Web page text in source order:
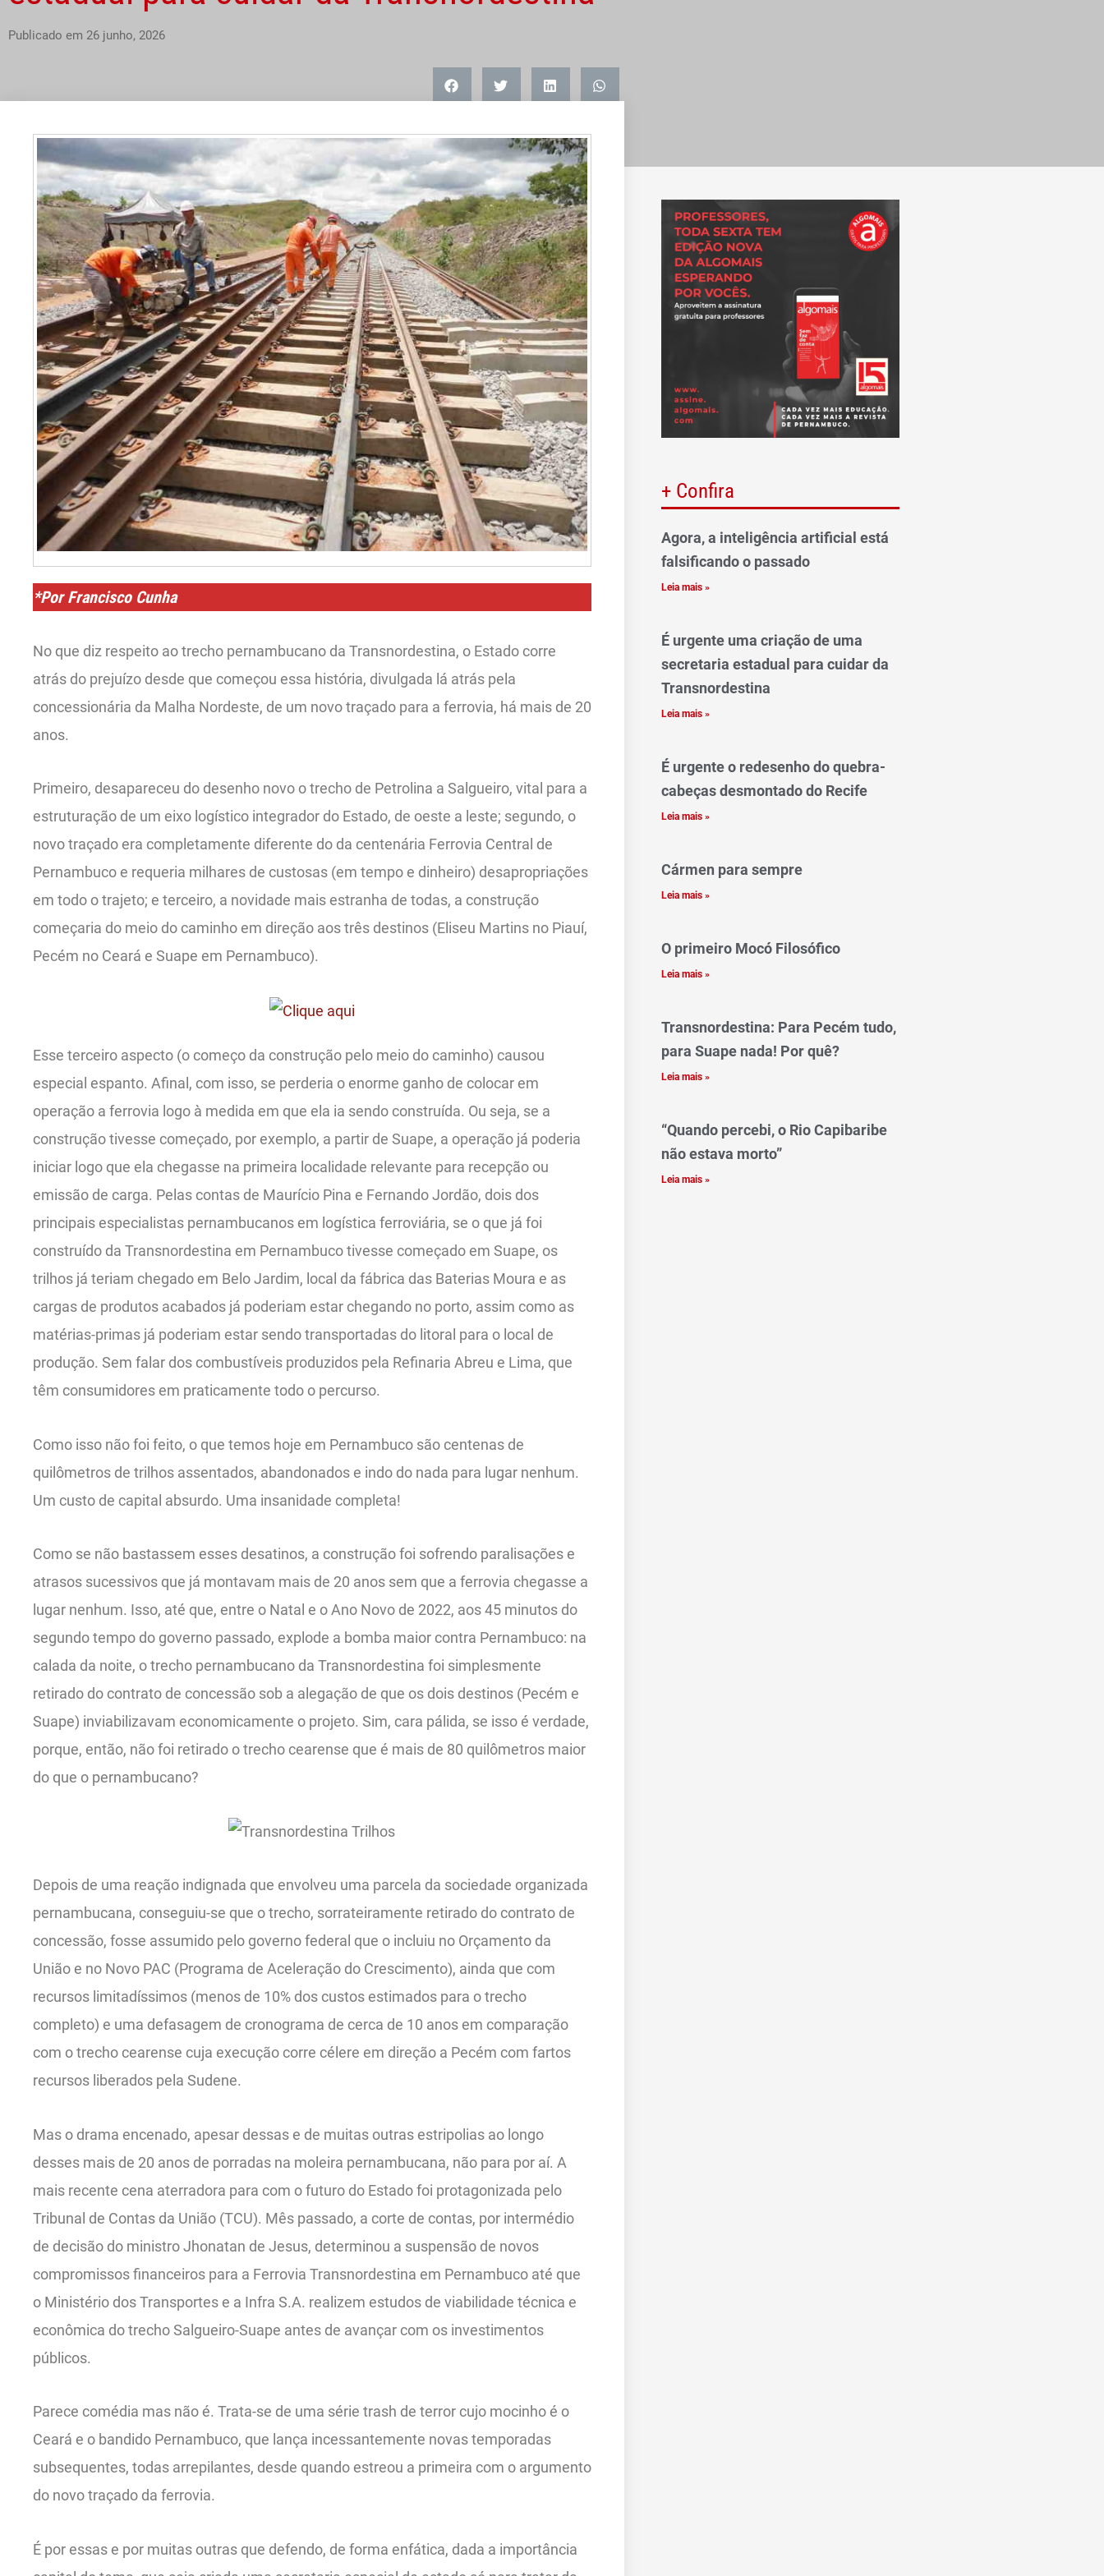
Publicado em 26 junho, 2026
*Por Francisco Cunha
No que diz respeito ao trecho pernambucano da Transnordestina, o Estado corre
atrás do prejuízo desde que começou essa história, divulgada lá atrás pela
concessionária da Malha Nordeste, de um novo traçado para a ferrovia, há mais de 20
anos.
Primeiro, desapareceu do desenho novo o trecho de Petrolina a Salgueiro, vital para a
estruturação de um eixo logístico integrador do Estado, de oeste a leste; segundo, o
novo traçado era completamente diferente do da centenária Ferrovia Central de
Pernambuco e requeria milhares de custosas (em tempo e dinheiro) desapropriações
em todo o trajeto; e terceiro, a novidade mais estranha de todas, a construção
começaria do meio do caminho em direção aos três destinos (Eliseu Martins no Piauí,
Pecém no Ceará e Suape em Pernambuco).
Esse terceiro aspecto (o começo da construção pelo meio do caminho) causou
especial espanto. Afinal, com isso, se perderia o enorme ganho de colocar em
operação a ferrovia logo à medida em que ela ia sendo construída. Ou seja, se a
construção tivesse começado, por exemplo, a partir de Suape, a operação já poderia
iniciar logo que ela chegasse na primeira localidade relevante para recepção ou
emissão de carga. Pelas contas de Maurício Pina e Fernando Jordão, dois dos
principais especialistas pernambucanos em logística ferroviária, se o que já foi
construído da Transnordestina em Pernambuco tivesse começado em Suape, os
trilhos já teriam chegado em Belo Jardim, local da fábrica das Baterias Moura e as
cargas de produtos acabados já poderiam estar chegando no porto, assim como as
matérias-primas já poderiam estar sendo transportadas do litoral para o local de
produção. Sem falar dos combustíveis produzidos pela Refinaria Abreu e Lima, que
têm consumidores em praticamente todo o percurso.
Como isso não foi feito, o que temos hoje em Pernambuco são centenas de
quilômetros de trilhos assentados, abandonados e indo do nada para lugar nenhum.
Um custo de capital absurdo. Uma insanidade completa!
Como se não bastassem esses desatinos, a construção foi sofrendo paralisações e
atrasos sucessivos que já montavam mais de 20 anos sem que a ferrovia chegasse a
lugar nenhum. Isso, até que, entre o Natal e o Ano Novo de 2022, aos 45 minutos do
segundo tempo do governo passado, explode a bomba maior contra Pernambuco: na
calada da noite, o trecho pernambucano da Transnordestina foi simplesmente
retirado do contrato de concessão sob a alegação de que os dois destinos (Pecém e
Suape) inviabilizavam economicamente o projeto. Sim, cara pálida, se isso é verdade,
porque, então, não foi retirado o trecho cearense que é mais de 80 quilômetros maior
do que o pernambucano?
Depois de uma reação indignada que envolveu uma parcela da sociedade organizada
pernambucana, conseguiu-se que o trecho, sorrateiramente retirado do contrato de
concessão, fosse assumido pelo governo federal que o incluiu no Orçamento da
União e no Novo PAC (Programa de Aceleração do Crescimento), ainda que com
recursos limitadíssimos (menos de 10% dos custos estimados para o trecho
completo) e uma defasagem de cronograma de cerca de 10 anos em comparação
com o trecho cearense cuja execução corre célere em direção a Pecém com fartos
recursos liberados pela Sudene.
Mas o drama encenado, apesar dessas e de muitas outras estripolias ao longo
desses mais de 20 anos de porradas na moleira pernambucana, não para por aí. A
mais recente cena aterradora para com o futuro do Estado foi protagonizada pelo
Tribunal de Contas da União (TCU). Mês passado, a corte de contas, por intermédio
de decisão do ministro Jhonatan de Jesus, determinou a suspensão de novos
compromissos financeiros para a Ferrovia Transnordestina em Pernambuco até que
o Ministério dos Transportes e a Infra S.A. realizem estudos de viabilidade técnica e
econômica do trecho Salgueiro-Suape antes de avançar com os investimentos
públicos.
Parece comédia mas não é. Trata-se de uma série trash de terror cujo mocinho é o
Ceará e o bandido Pernambuco, que lança incessantemente novas temporadas
subsequentes, todas arrepilantes, desde quando estreou a primeira com o argumento
do novo traçado da ferrovia.
É por essas e por muitas outras que defendo, de forma enfática, dada a importância
+ Confira
Agora, a inteligência artificial está
falsificando o passado
Leia mais »
É urgente uma criação de uma
secretaria estadual para cuidar da
Transnordestina
Leia mais »
É urgente o redesenho do quebra-
cabeças desmontado do Recife
Leia mais »
Cármen para sempre
Leia mais »
O primeiro Mocó Filosófico
Leia mais »
Transnordestina: Para Pecém tudo,
para Suape nada! Por quê?
Leia mais »
“Quando percebi, o Rio Capibaribe
não estava morto”
Leia mais »